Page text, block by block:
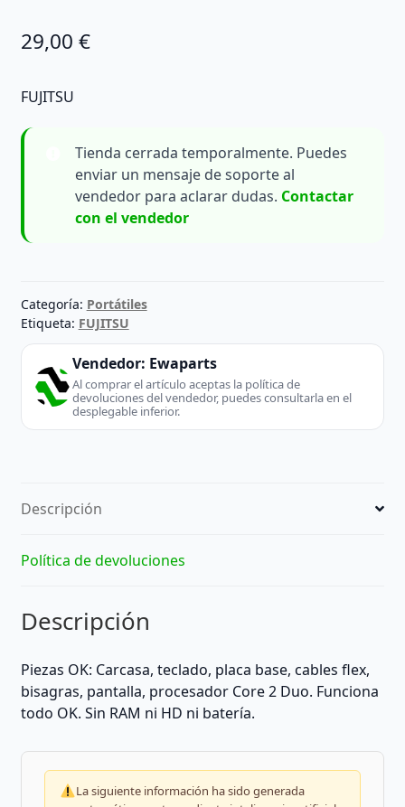
29,00 €
FUJITSU
Tienda cerrada temporalmente. Puedes
enviar un mensaje de soporte al
vendedor para aclarar dudas. Contactar
con el vendedor
Categoría: Portátiles
Etiqueta: FUJITSU
Vendedor: Ewaparts
Al comprar el artículo aceptas la política de
devoluciones del vendedor, puedes consultarla en el
desplegable inferior.
Descripción
Política de devoluciones
Descripción
Piezas OK: Carcasa, teclado, placa base, cables flex,
bisagras, pantalla, procesador Core 2 Duo. Funciona
todo OK. Sin RAM ni HD ni batería.
La siguiente información ha sido generada